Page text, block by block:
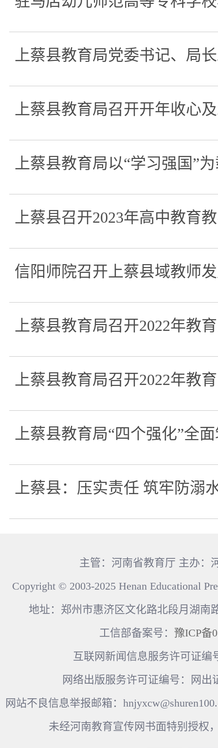
上蔡县教育局党委书记、局
上蔡县教育局召开开年收心
上蔡县教育局以“学习强国”
上蔡县召开2023年高中教育
信阳师院召开上蔡县域教师
上蔡县教育局召开2022年教
上蔡县教育局召开2022年教
上蔡县教育局“四个强化”全
上蔡县：压实责任 筑牢防溺
主管：河南省教育厅 主办：
Copyright © 2003-2025 Henan Educational
地址：郑州市惠济区文化路北段月湖南
工信部备案号： 豫ICP备
互联网新闻信息服务许可证编
网络出版服务许可证编号：网出
网站不良信息举报邮箱：
未经河南教育宣传网书面特别授权